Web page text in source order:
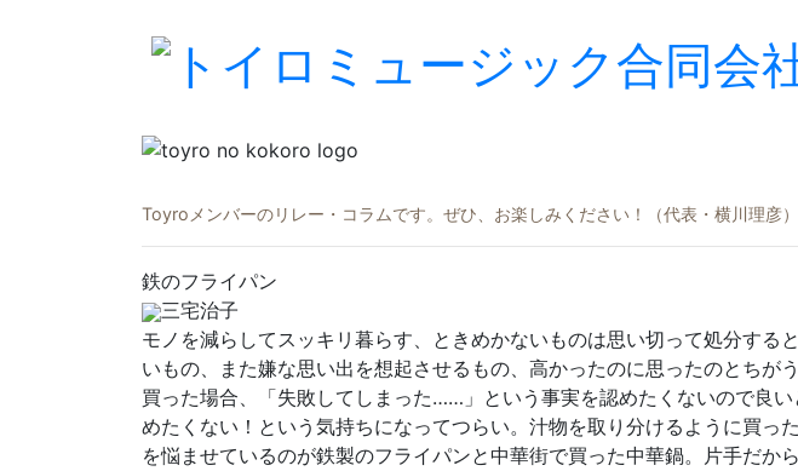
Toyroメンバーのリレー・コラムです。ぜひ、お楽しみください！（代表・横川理彦）
鉄のフライパン
三宅治子
モノを減らしてスッキリ暮らす、ときめかないものは思い切って処分する
いもの、また嫌な思い出を想起させるもの、高かったのに思ったのとち
買った場合、「失敗してしまった……」という事実を認めたくないので良
めたくない！という気持ちになってつらい。汁物を取り分けるように買
を悩ませているのが鉄製のフライパンと中華街で買った中華鍋。片手だ